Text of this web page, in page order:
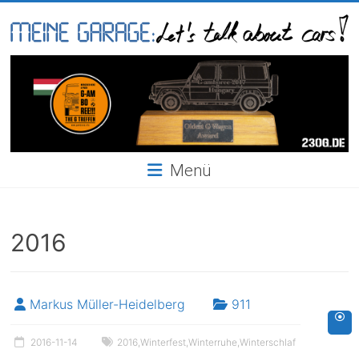
to
content
Garage
Menü
2016
Markus Müller-Heidelberg 911
2016-11-14 2016 ,Winterfest ,Winterruhe ,Winterschlaf